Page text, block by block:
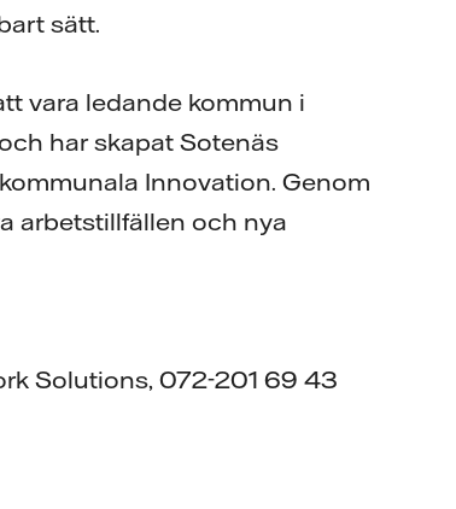
sätt.
vara ledande kommun i
har skapat Sotenäs
Innovation. Genom
arbetstillfällen och nya
Solutions, 072-201 69 43